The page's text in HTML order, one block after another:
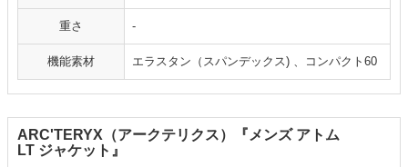
重さ -
機能素材 エラスタン（スパンデックス) 、コンパクト60
ARC'TERYX（アークテリクス）『メンズ アトム
LT ジャケット』